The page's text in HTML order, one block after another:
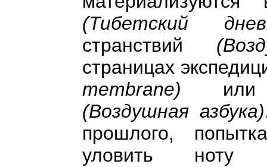
(Тибетский
странствий
страницах
membrane) или
(Воздушная азбука)
прошлого,
уловить ноту